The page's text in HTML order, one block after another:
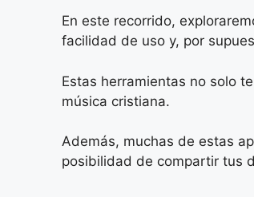
En este recorrido,
facilidad de uso y, por
Estas herramientas no solo
música cristiana.
Además, muchas de estas
posibilidad de compartir tus